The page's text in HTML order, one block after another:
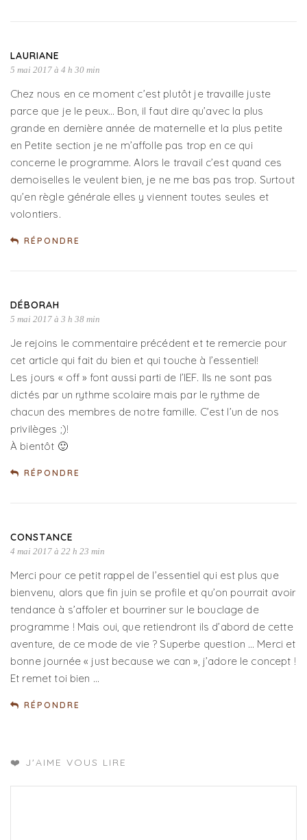
LAURIANE
5 mai 2017 à 4 h 30 min
Chez nous en ce moment c’est plutôt je travaille juste
parce que je le peux… Bon, il faut dire qu’avec la plus
grande en dernière année de maternelle et la plus petite
en Petite section je ne m’affolle pas trop en ce qui
concerne le programme. Alors le travail c’est quand ces
demoiselles le veulent bien, je ne me bas pas trop. Surtout
qu’en règle générale elles y viennent toutes seules et
volontiers.
RÉPONDRE
DÉBORAH
5 mai 2017 à 3 h 38 min
Je rejoins le commentaire précédent et te remercie pour
cet article qui fait du bien et qui touche à l’essentiel!
Les jours « off » font aussi parti de l’IEF. Ils ne sont pas
dictés par un rythme scolaire mais par le rythme de
chacun des membres de notre famille. C’est l’un de nos
privilèges ;)!
À bientôt 🙂
RÉPONDRE
CONSTANCE
4 mai 2017 à 22 h 23 min
Merci pour ce petit rappel de l’essentiel qui est plus que
bienvenu, alors que fin juin se profile et qu’on pourrait avoir
tendance à s’affoler et bourriner sur le bouclage de
programme ! Mais oui, que retiendront ils d’abord de cette
aventure, de ce mode de vie ? Superbe question … Merci et
bonne journée « just because we can », j’adore le concept !
Et remet toi bien …
RÉPONDRE
❤️ J'AIME VOUS LIRE